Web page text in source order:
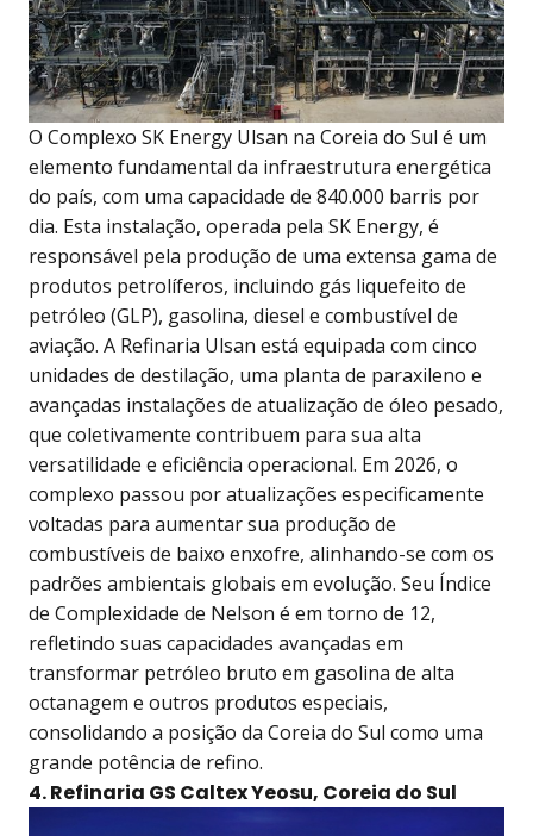
O Complexo SK Energy Ulsan na Coreia do Sul é um
elemento fundamental da infraestrutura energética
do país, com uma capacidade de 840.000 barris por
dia. Esta instalação, operada pela SK Energy, é
responsável pela produção de uma extensa gama de
produtos petrolíferos, incluindo gás liquefeito de
petróleo (GLP), gasolina, diesel e combustível de
aviação. A Refinaria Ulsan está equipada com cinco
unidades de destilação, uma planta de paraxileno e
avançadas instalações de atualização de óleo pesado,
que coletivamente contribuem para sua alta
versatilidade e eficiência operacional. Em 2026, o
complexo passou por atualizações especificamente
voltadas para aumentar sua produção de
combustíveis de baixo enxofre, alinhando-se com os
padrões ambientais globais em evolução. Seu Índice
de Complexidade de Nelson é em torno de 12,
refletindo suas capacidades avançadas em
transformar petróleo bruto em gasolina de alta
octanagem e outros produtos especiais,
consolidando a posição da Coreia do Sul como uma
grande potência de refino.
4. Refinaria GS Caltex Yeosu, Coreia do Sul